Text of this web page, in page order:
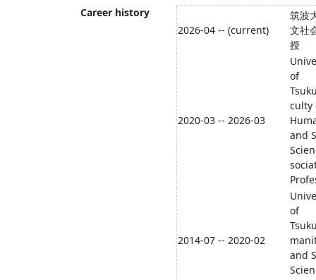
Career history
2026-04 -- (current)
筑波
文社
授
2020-03 -- 2026-03
of
culty
and
2014-07 -- 2020-02
of
and